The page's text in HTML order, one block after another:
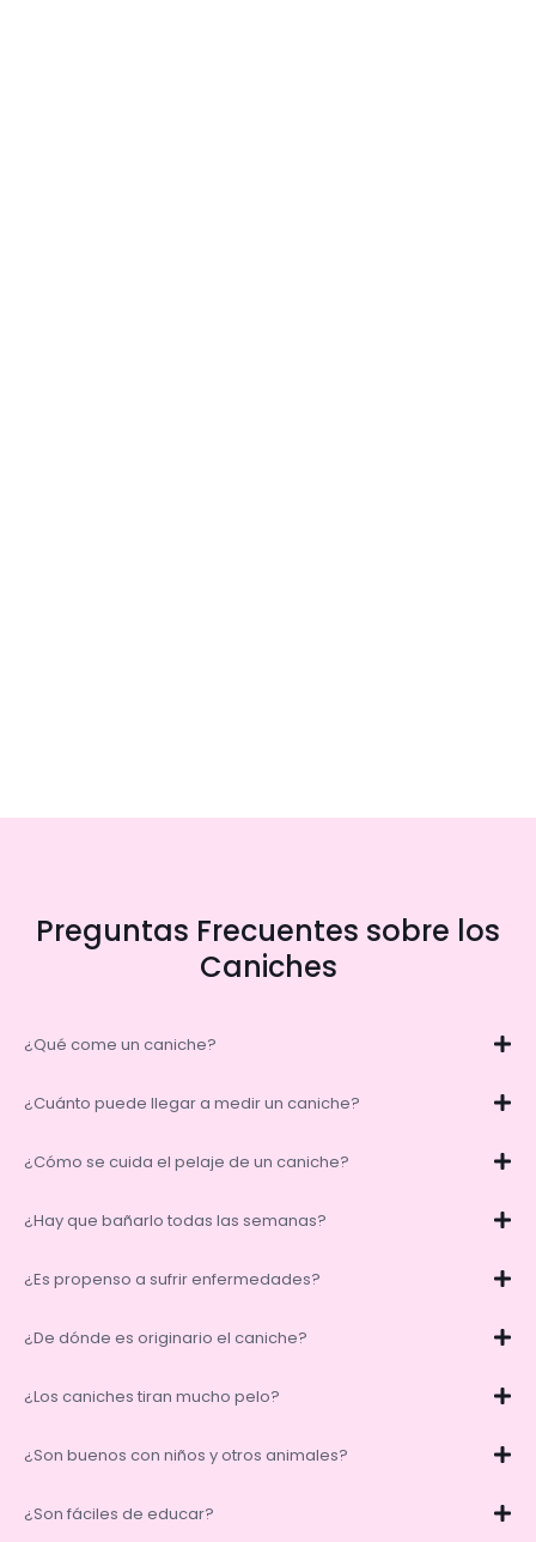
Preguntas Frecuentes sobre los
Caniches
¿Qué come un caniche?
¿Cuánto puede llegar a medir un caniche?
¿Cómo se cuida el pelaje de un caniche?
¿Hay que bañarlo todas las semanas?
¿Es propenso a sufrir enfermedades?
¿De dónde es originario el caniche?
¿Los caniches tiran mucho pelo?
¿Son buenos con niños y otros animales?
¿Son fáciles de educar?